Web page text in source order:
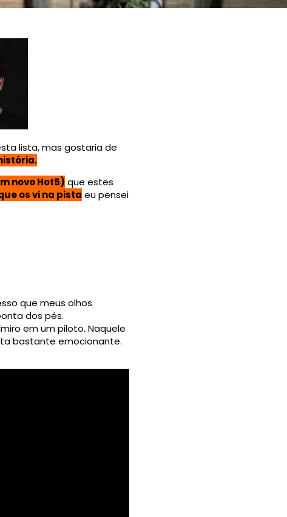
lista, mas gostaria de
novo Hot5) que estes
que os vi na pista eu pensei
que meus olhos
dos pés.
em um piloto. Naquele
bastante emocionante.